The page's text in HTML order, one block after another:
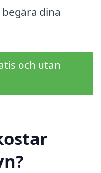
dina
och utan